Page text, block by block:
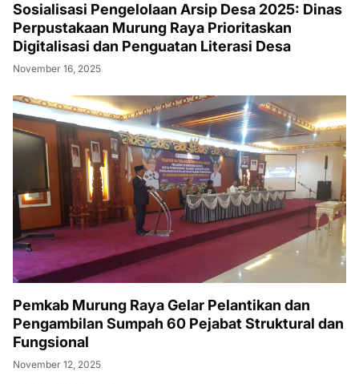
Sosialisasi Pengelolaan Arsip Desa 2025: Dinas
Perpustakaan Murung Raya Prioritaskan
Digitalisasi dan Penguatan Literasi Desa
November 16, 2025
Pemkab Murung Raya Gelar Pelantikan dan
Pengambilan Sumpah 60 Pejabat Struktural dan
Fungsional
November 12, 2025